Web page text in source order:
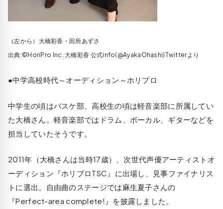
（左から）大橋彩香・田所あずさ
出典:©HoriPro Inc. 大橋彩香 公式info(@AyakaOhashi)Twitterより
●中学高校時代～オーディション～ホリプロ
中学生の頃はバスケ部、高校生の頃は軽音楽部に所属してい
た大橋さん。軽音楽部ではドラム、ボーカル、ギターなどを
担当していたそうです。
2011年（大橋さんは当時17歳）、次世代声優アーティストオ
ーディション『ホリプロTSC』に出場し、見事ファイナリス
トに選出。自由曲のステージでは麻生夏子さんの
『Perfect-area complete!』を披露しました。